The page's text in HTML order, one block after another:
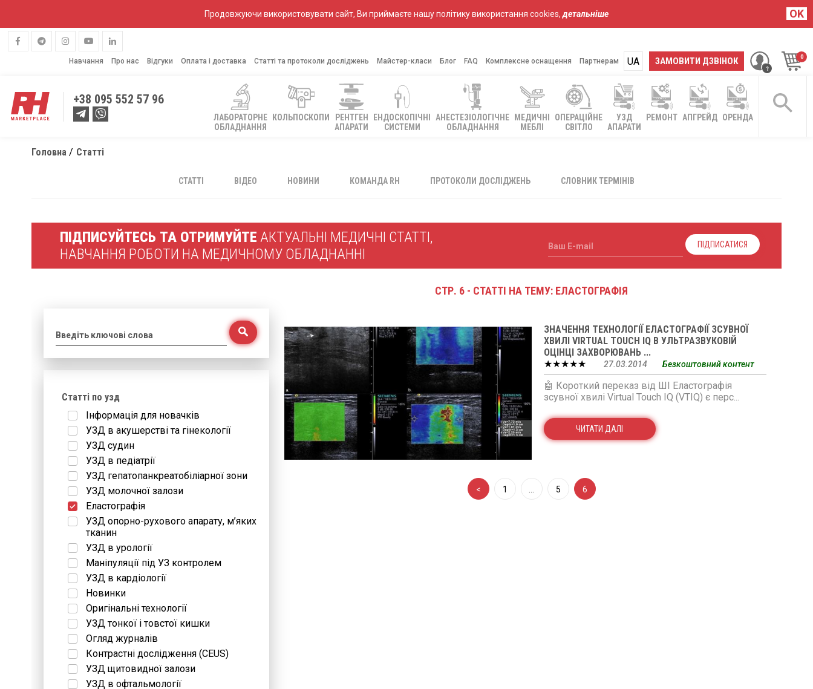
Продовжуючи використовувати сайт, Ви приймаєте нашу політику використання cookies,детальніше OK
Навчання Про нас Відгуки Оплата і доставка Статті та протоколи досліджень Майстер-класи Блог FAQ Комплексне оснащення Партнерам ЗАМОВИТИ ДЗВІНОК
UA
RU
+38 095 552 57 96
ЛАБОРАТОРНЕ
ОБЛАДНАННЯ
КОЛЬПОСКОПИ
РЕНТГЕН
АПАРАТИ
ЕНДОСКОПІЧНІ
СИСТЕМИ
АНЕСТЕЗІОЛОГІЧНЕ
ОБЛАДНАННЯ
МЕДИЧНІ
МЕБЛІ
ОПЕРАЦІЙНЕ
СВІТЛО
УЗД
АПАРАТИ
РЕМОНТ АПГРЕЙД ОРЕНДА
Головна Статті
СТАТТІ ВІДЕО НОВИНИ КОМАНДА RH ПРОТОКОЛИ ДОСЛІДЖЕНЬ СЛОВНИК ТЕРМІНІВ
ПІДПИСУЙТЕСЬ ТА ОТРИМУЙТЕ АКТУАЛЬНІ МЕДИЧНІ СТАТТІ,
НАВЧАННЯ РОБОТИ НА МЕДИЧНОМУ ОБЛАДНАННІ
Ваш E-mail ПІДПИСАТИСЯ
Введіть ключові слова
Статті по узд
Інформація для новачків
УЗД в акушерстві та гінекології
УЗД судин
УЗД в педіатрії
УЗД гепатопанкреатобіліарної зони
УЗД молочної залози
Еластографія
УЗД опорно-рухового апарату, м’яких
тканин
УЗД в урології
Маніпуляції під УЗ контролем
УЗД в кардіології
Новинки
Оригінальні технології
УЗД тонкої і товстої кишки
Огляд журналів
Контрастні дослідження (CEUS)
УЗД щитовидної залози
УЗД в офтальмології
СТР. 6 - СТАТТІ НА ТЕМУ: ЕЛАСТОГРАФІЯ
ЗНАЧЕННЯ ТЕХНОЛОГІЇ ЕЛАСТОГРАФІЇ ЗСУВНОЇ
ХВИЛІ VIRTUAL TOUCH IQ В УЛЬТРАЗВУКОВІЙ
ОЦІНЦІ ЗАХВОРЮВАНЬ ...
★★★★★
27.03.2014 Безкоштовний контент
🤖 Короткий переказ від ШІ Еластографія
зсувної хвилі Virtual Touch IQ (VTIQ) є перс...
ЧИТАТИ ДАЛІ
< 1 5 6